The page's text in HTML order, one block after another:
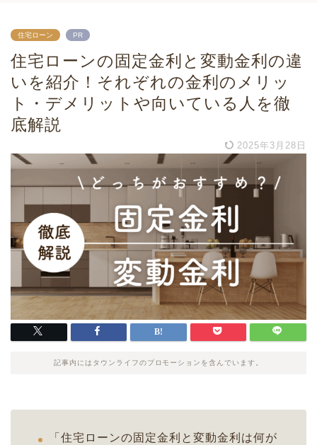
住宅ローン PR
住宅ローンの固定金利と変動金利の違
いを紹介！それぞれの金利のメリッ
ト・デメリットや向いている人を徹
底解説
2025年3月28日
記事内にはタウンライフのプロモーションを含んでいます。
「住宅ローンの固定金利と変動金利は何が